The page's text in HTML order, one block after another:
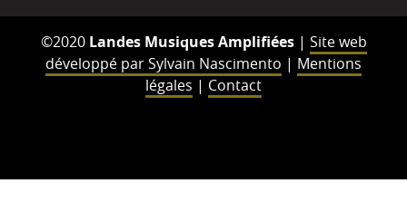
©2020 Landes Musiques Amplifiées| Site web
développé par Sylvain Nascimento | Mentions
légales | Contact